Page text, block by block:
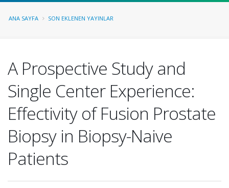
ANA SAYFA SON EKLENEN YAYINLAR
A Prospective Study and
Single Center Experience:
Effectivity of Fusion Prostate
Biopsy in Biopsy-Naive
Patients